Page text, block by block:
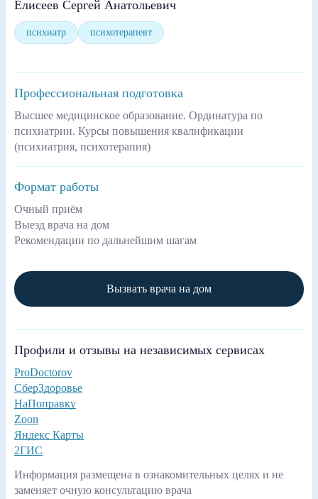
Елисеев Сергей Анатольевич
психиатр психотерапевт
Профессиональная подготовка
Высшее медицинское образование. Ординатура по
психиатрии. Курсы повышения квалификации
(психиатрия, психотерапия)
Формат работы
Очный приём
Выезд врача на дом
Рекомендации по дальнейшим шагам
Вызвать врача на дом
Профили и отзывы на независимых сервисах
ProDoctorov
СберЗдоровье
НаПоправку
Zoon
Яндекс Карты
2ГИС
Информация размещена в ознакомительных целях и не
заменяет очную консультацию врача